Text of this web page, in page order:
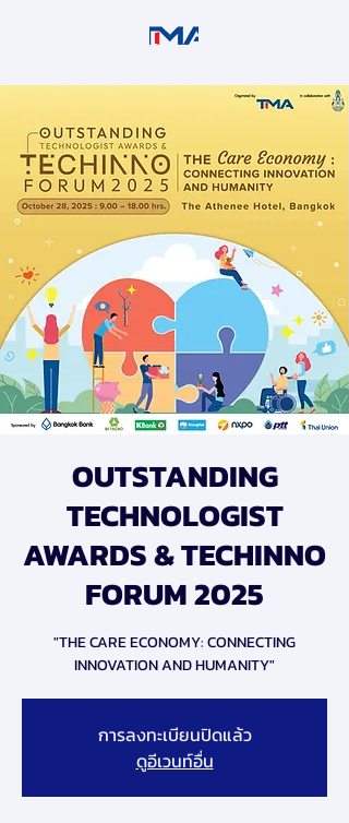
OUTSTANDING
TECHNOLOGIST
AWARDS & TECHINNO
FORUM 2025
"THE CARE ECONOMY: CONNECTING
INNOVATION AND HUMANITY"
การลงทะเบียนปิดแล้ว
ดูอีเวนท์อื่น